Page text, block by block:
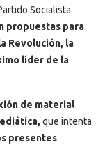
Socialista
propuestas para
Revolución, la
líder de la
de material
que intenta
presentes